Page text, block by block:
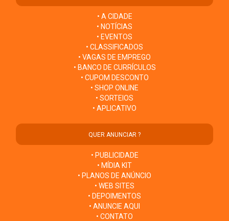
• A CIDADE
• NOTÍCIAS
• EVENTOS
• CLASSIFICADOS
• VAGAS DE EMPREGO
• BANCO DE CURRÍCULOS
• CUPOM DESCONTO
• SHOP ONLINE
• SORTEIOS
• APLICATIVO
QUER ANUNCIAR ?
• PUBLICIDADE
• MÍDIA KIT
• PLANOS DE ANÚNCIO
• WEB SITES
• DEPOIMENTOS
• ANUNCIE AQUI
• CONTATO